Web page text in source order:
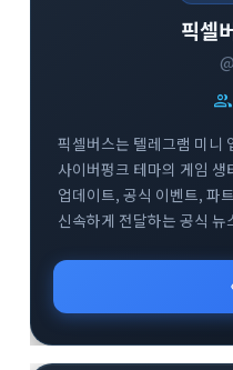
픽셀
group
픽셀버스는 텔레그램 미니
사이버펑크 테마의 게임
업데이트, 공식 이벤트, 파
신속하게 전달하는 공식 뉴
통해 프로젝트의 성장 과정
블록체인 기반의 플레이
경험하고자 하는 사용자에